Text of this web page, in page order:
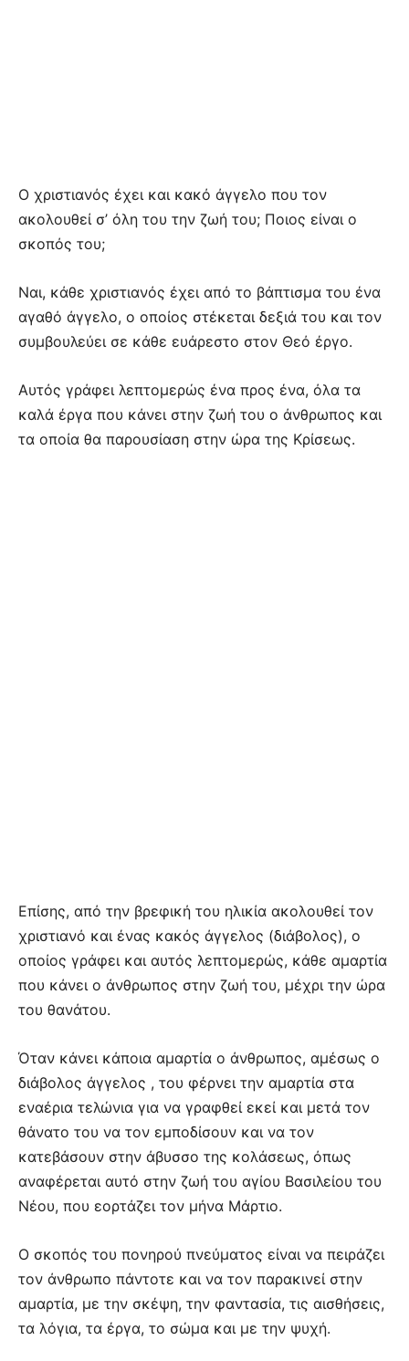
Ο χριστιανός έχει και κακό άγγελο που τον
ακολουθεί σ’ όλη του την ζωή του; Ποιος είναι ο
σκοπός του;
Ναι, κάθε χριστιανός έχει από το βάπτισμα του ένα
αγαθό άγγελο, ο οποίος στέκεται δεξιά του και τον
συμβουλεύει σε κάθε ευάρεστο στον Θεό έργο.
Αυτός γράφει λεπτομερώς ένα προς ένα, όλα τα
καλά έργα που κάνει στην ζωή του ο άνθρωπος και
τα οποία θα παρουσίαση στην ώρα της Κρίσεως.
Επίσης, από την βρεφική του ηλικία ακολουθεί τον
χριστιανό και ένας κακός άγγελος (διάβολος), ο
οποίος γράφει και αυτός λεπτομερώς, κάθε αμαρτία
που κάνει ο άνθρωπος στην ζωή του, μέχρι την ώρα
του θανάτου.
Όταν κάνει κάποια αμαρτία ο άνθρωπος, αμέσως ο
διάβολος άγγελος , του φέρνει την αμαρτία στα
εναέρια τελώνια για να γραφθεί εκεί και μετά τον
θάνατο του να τον εμποδίσουν και να τον
κατεβάσουν στην άβυσσο της κολάσεως, όπως
αναφέρεται αυτό στην ζωή του αγίου Βασιλείου του
Νέου, που εορτάζει τον μήνα Μάρτιο.
Ο σκοπός του πονηρού πνεύματος είναι να πειράζει
τον άνθρωπο πάντοτε και να τον παρακινεί στην
αμαρτία, με την σκέψη, την φαντασία, τις αισθήσεις,
τα λόγια, τα έργα, το σώμα και με την ψυχή.